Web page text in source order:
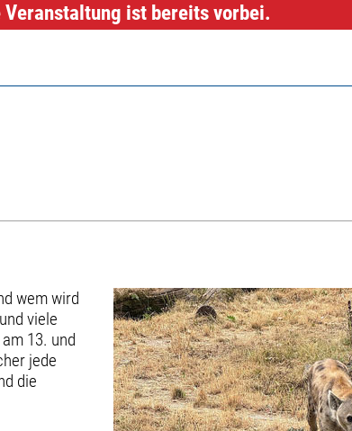
Veranstaltung ist bereits vorbei.
wem wird
viele
13. und
jede
die